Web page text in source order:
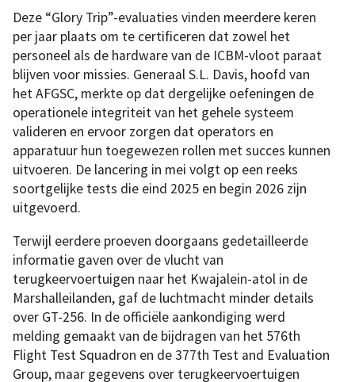
Deze “Glory Trip”-evaluaties vinden meerdere keren
per jaar plaats om te certificeren dat zowel het
personeel als de hardware van de ICBM-vloot paraat
blijven voor missies. Generaal S.L. Davis, hoofd van
het AFGSC, merkte op dat dergelijke oefeningen de
operationele integriteit van het gehele systeem
valideren en ervoor zorgen dat operators en
apparatuur hun toegewezen rollen met succes kunnen
uitvoeren. De lancering in mei volgt op een reeks
soortgelijke tests die eind 2025 en begin 2026 zijn
uitgevoerd.
Terwijl eerdere proeven doorgaans gedetailleerde
informatie gaven over de vlucht van
terugkeervoertuigen naar het Kwajalein-atol in de
Marshalleilanden, gaf de luchtmacht minder details
over GT-256. In de officiële aankondiging werd
melding gemaakt van de bijdragen van het 576th
Flight Test Squadron en de 377th Test and Evaluation
Group, maar gegevens over terugkeervoertuigen